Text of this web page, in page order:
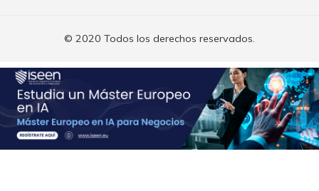
© 2020 Todos los derechos reservados.